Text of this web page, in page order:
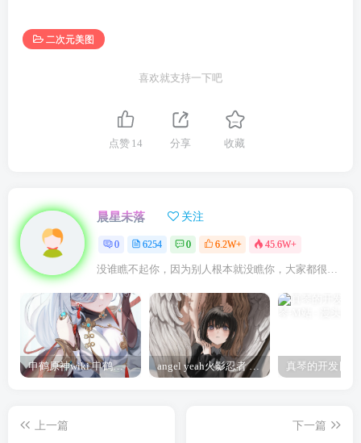
二次元美图
喜欢就支持一下吧
点赞 14 分享 收藏
晨星未落 关注
0 6254 0 6.2W+ 45.6W+
没谁瞧不起你，因为别人根本就没瞧你，大家都很忙的
申鹤原神wiki 申鹤诞辰祭 angel yeah火影忍者 Angel
上一篇
下一篇